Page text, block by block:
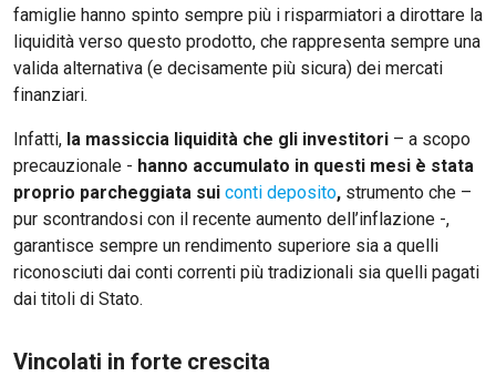
famiglie hanno spinto sempre più i risparmiatori a dirottare la
liquidità verso questo prodotto, che rappresenta sempre una
valida alternativa (e decisamente più sicura) dei mercati
finanziari.
Infatti, la massiccia liquidità che gli investitori – a scopo
precauzionale - hanno accumulato in questi mesi è stata
proprio parcheggiata sui conti deposito, strumento che –
pur scontrandosi con il recente aumento dell’inflazione -,
garantisce sempre un rendimento superiore sia a quelli
riconosciuti dai conti correnti più tradizionali sia quelli pagati
dai titoli di Stato.
Vincolati in forte crescita